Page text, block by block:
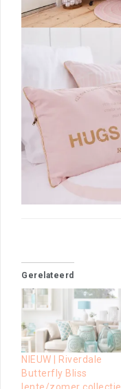
Gerelateerd
NIEUW | Riverdale
Butterfly Bliss